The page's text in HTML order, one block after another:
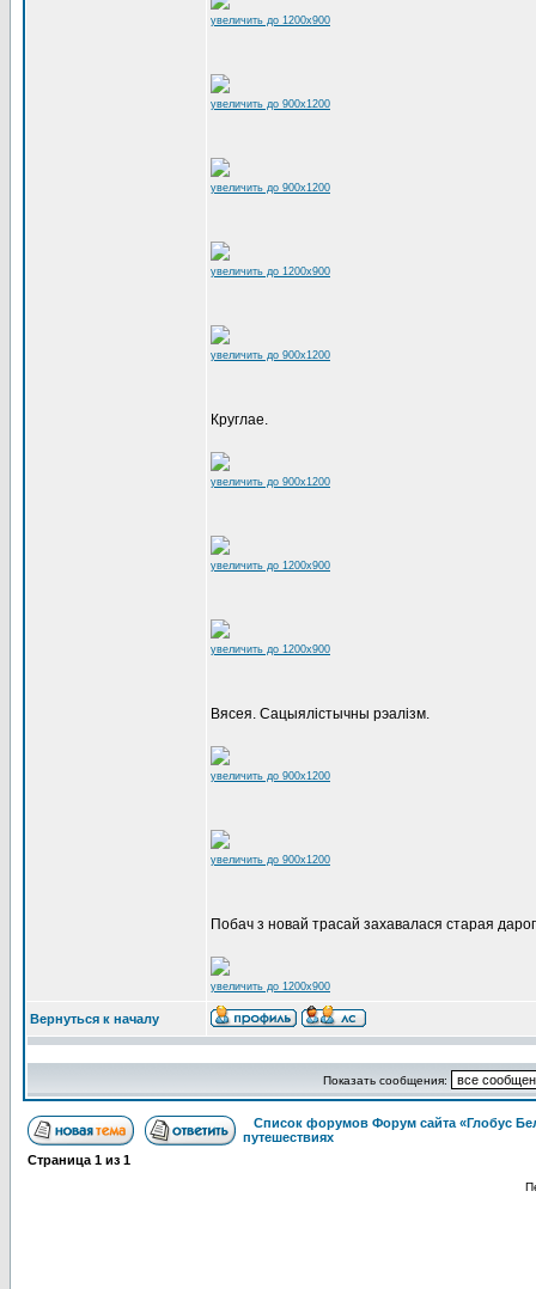
увеличить до 1200x900
увеличить до 900x1200
увеличить до 900x1200
увеличить до 1200x900
увеличить до 900x1200
Круглае.
увеличить до 900x1200
увеличить до 1200x900
увеличить до 1200x900
Вясея. Сацыялістычны рэалізм.
увеличить до 900x1200
увеличить до 900x1200
Побач з новай трасай захавалася старая
увеличить до 1200x900
Вернуться к началу
Показать сообщения:
Список форумов Форум сайта «Глобус
путешествиях
Страница 1 из 1